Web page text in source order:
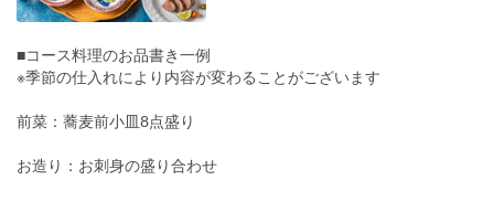
■コース料理のお品書き一例
※季節の仕入れにより内容が変わることがございます
前菜：蕎麦前小皿8点盛り
お造り：お刺身の盛り合わせ